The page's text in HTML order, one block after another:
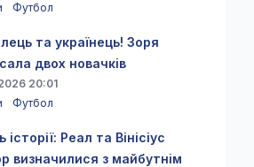
Футбол
та українець! Зоря
двох новачків
20:01
Футбол
історії: Реал та Вінісіус
визначилися з майбутнім